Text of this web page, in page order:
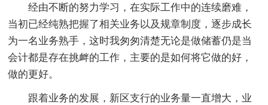
经由不断的努力学习，在实际工作中的连续磨难，
当初已经纯熟把握了相关业务以及规章制度，逐步成长
为一名业务熟手，这时我匆匆清楚无论是做储蓄仍是当
会计都是存在挑衅的工作，主要的是如何将它做的好，
做的更好。
跟着业务的发展，新区支行的业务量一直增大，业